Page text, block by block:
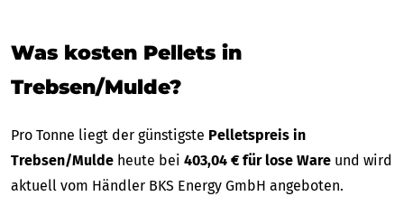
Was kosten Pellets in
Trebsen/Mulde?
Pro Tonne liegt der günstigste Pelletspreis in
Trebsen/Mulde heute bei 403,04 € für lose Ware und wird
aktuell vom Händler BKS Energy GmbH angeboten.